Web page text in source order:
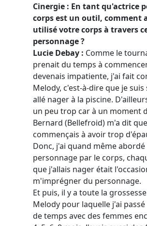
Cinergie : En tant qu'actrice
corps est un outil, comment
utilisé votre corps à travers
personnage ?
Lucie Debay : Comme le
prenait du temps à
devenais impatiente, j'ai fait
Melody, c'est-à-dire que je
allé nager à la piscine.
un peu trop car à un moment
Bernard (Bellefroid) m'a dit
commençais à avoir trop
Donc, j'ai quand même abordé
personnage par le corps,
que j'allais nager était
m'imprégner du personnage.
Et puis, il y a toute la
Melody pour laquelle j'ai passé
de temps avec des femmes